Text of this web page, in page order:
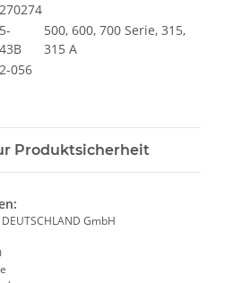
500, 600, 700 Serie, 315,
315 A
056
Produktsicherheit
DEUTSCHLAND GmbH